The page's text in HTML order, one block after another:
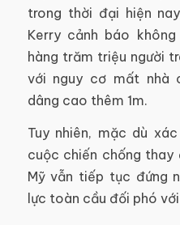
trong thời đại hiện
Kerry cảnh báo
hàng trăm triệu người
với nguy cơ mất nhà
dâng cao thêm 1m.
Tuy nhiên, mặc dù
cuộc chiến chống thay
Mỹ vẫn tiếp tục đứng
lực toàn cầu đối phó